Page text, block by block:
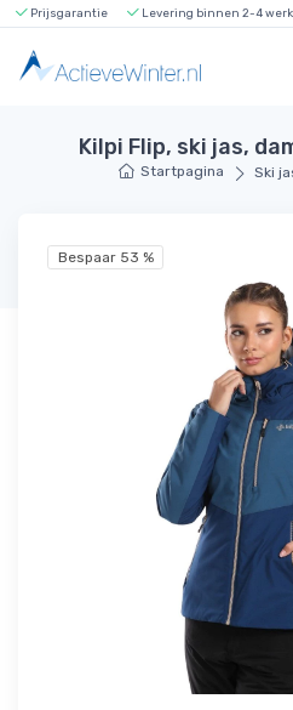
Prijsgarantie Levering binnen 2-4
Kilpi Flip, ski jas,
Startpagina Ski
Bespaar 53 %